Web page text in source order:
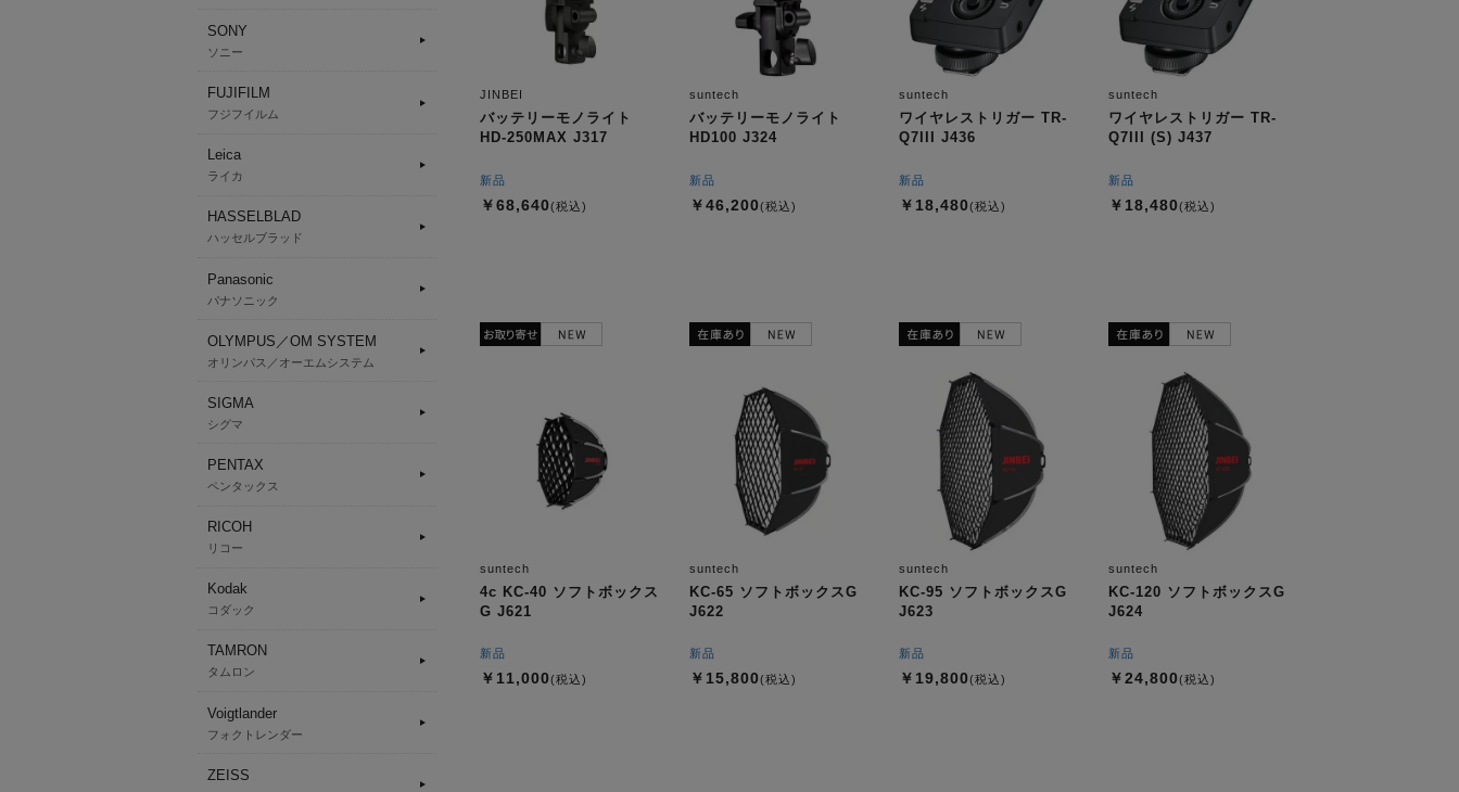
SONY
ソニー
FUJIFILM
フジフイルム
Leica
ライカ
HASSELBLAD
ハッセルブラッド
Panasonic
パナソニック
OLYMPUS／OM SYSTEM
オリンパス／オーエムシステム
SIGMA
シグマ
PENTAX
ペンタックス
RICOH
リコー
Kodak
コダック
TAMRON
タムロン
Voigtlander
フォクトレンダー
ZEISS
新品
JINBEI
バッテリーモノライト
HD-250MAX J317
￥68,640(税込)
新品
suntech
バッテリーモノライト
HD100 J324
￥46,200(税込)
新品
suntech
ワイヤレストリガー TR-
Q7III J436
￥18,480(税込)
新品
suntech
ワイヤレストリガー TR-
Q7III (S) J437
￥18,480(税込)
新品
suntech
4c KC-40 ソフトボックス
G J621
￥11,000(税込)
新品
suntech
KC-65 ソフトボックスG
J622
￥15,800(税込)
新品
suntech
KC-95 ソフトボックスG
J623
￥19,800(税込)
新品
suntech
KC-120 ソフトボックスG
J624
￥24,800(税込)